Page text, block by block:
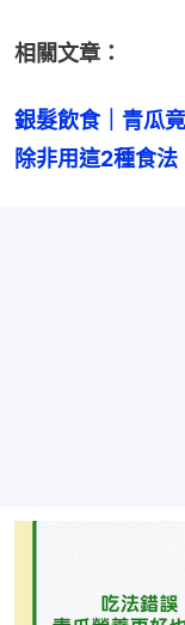
相關文章：
銀髮飲食｜青瓜
除非用這2種食法